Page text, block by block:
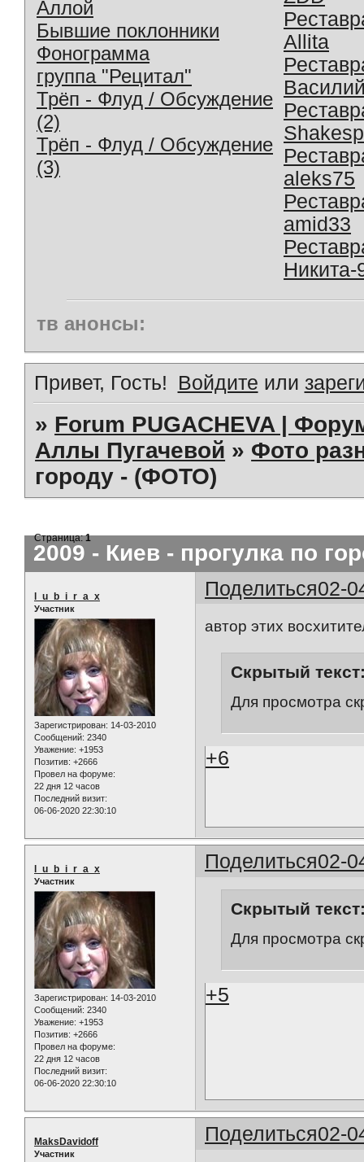
Аллой
Бывшие поклонники
Фонограмма
группа "Рецитал"
Трёп - Флуд / Обсуждение
(2)
Трёп - Флуд / Обсуждение
(3)
Allita
aleks75
amid33
Никита-
тв анонсы:
Привет, Гость! Войдите или
» Forum PUGACHEVA |
Аллы Пугачевой » Фото
городу - (ФОТО)
2009 - Киев - прогулка по
Страница:1
Поделиться02-
l_u_b_i_r_a_x
Участник
Зарегистрирован: 14-03-2010
Сообщений: 2340
Уважение: +1953
Позитив: +2666
Провел на форуме:
22 дня 12 часов
Последний визит:
06-06-2020 22:30:10
автор этих
Скрытый
Для просмотра
+6
Поделиться02-
l_u_b_i_r_a_x
Участник
Зарегистрирован: 14-03-2010
Сообщений: 2340
Уважение: +1953
Позитив: +2666
Провел на форуме:
22 дня 12 часов
Последний визит:
06-06-2020 22:30:10
Скрытый
Для просмотра
+5
Поделиться02-
MaksDavidoff
Участник